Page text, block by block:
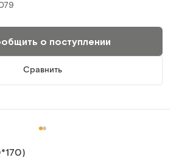
о поступлении
Сравнить